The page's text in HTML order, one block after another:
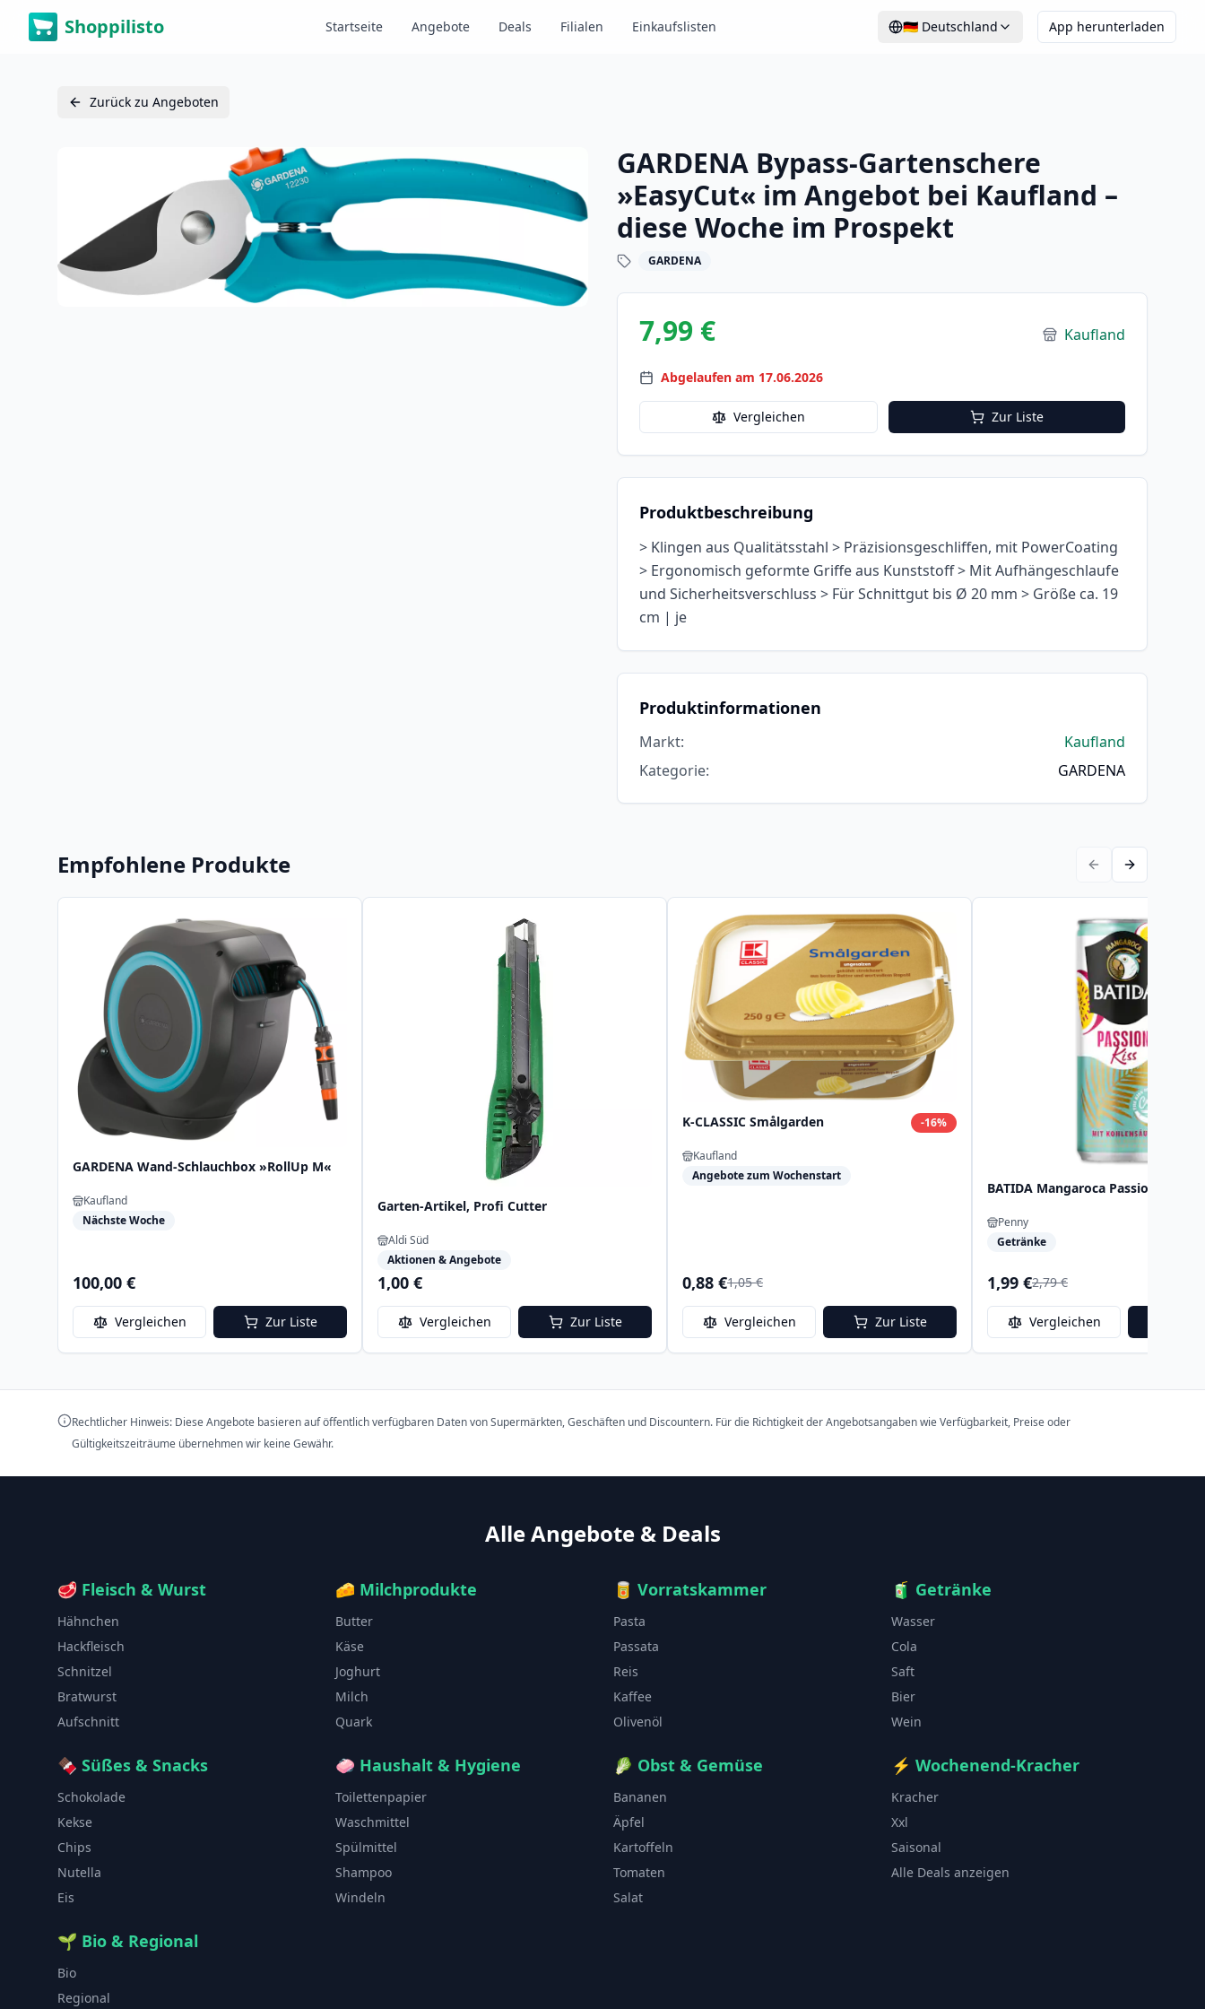
Shoppilisto Startseite Angebote Deals Filialen Einkaufslisten 🇩🇪 Deutschland App herunterladen
Zurück zu Angeboten
GARDENA Bypass-Gartenschere
»EasyCut« im Angebot bei Kaufland –
diese Woche im Prospekt
GARDENA
7,99 € Kaufland
Abgelaufen am 17.06.2026
Vergleichen Zur Liste
Produktbeschreibung
> Klingen aus Qualitätsstahl > Präzisionsgeschliffen, mit PowerCoating
> Ergonomisch geformte Griffe aus Kunststoff > Mit Aufhängeschlaufe
und Sicherheitsverschluss > Für Schnittgut bis Ø 20 mm > Größe ca. 19
cm | je
Produktinformationen
Markt:
Kaufland
Kategorie: GARDENA
Empfohlene Produkte
GARDENA Wand-Schlauchbox »RollUp M«
Kaufland
Nächste Woche
100,00 €
Vergleichen Zur Liste
Garten-Artikel, Profi Cutter
Aldi Süd
Aktionen & Angebote
1,00 €
Vergleichen Zur Liste
K-CLASSIC Smålgarden -16%
Kaufland
Angebote zum Wochenstart
0,88 €1,05 €
Vergleichen Zur Liste
BATIDA Mangaroca Passion Kiss*
Penny
Getränke
1,99 €2,79 €
Vergleichen
Rechtlicher Hinweis: Diese Angebote basieren auf öffentlich verfügbaren Daten von Supermärkten, Geschäften und Discountern. Für die Richtigkeit der Angebotsangaben wie Verfügbarkeit, Preise oder
Gültigkeitszeiträume übernehmen wir keine Gewähr.
Alle Angebote & Deals
🥩 Fleisch & Wurst
Hähnchen
Hackfleisch
Schnitzel
Bratwurst
Aufschnitt
🧀 Milchprodukte
Butter
Käse
Joghurt
Milch
Quark
🥫 Vorratskammer
Pasta
Passata
Reis
Kaffee
Olivenöl
🧃 Getränke
Wasser
Cola
Saft
Bier
Wein
🍫 Süßes & Snacks
Schokolade
Kekse
Chips
Nutella
Eis
🧼 Haushalt & Hygiene
Toilettenpapier
Waschmittel
Spülmittel
Shampoo
Windeln
🥬 Obst & Gemüse
Bananen
Äpfel
Kartoffeln
Tomaten
Salat
⚡ Wochenend-Kracher
Kracher
Xxl
Saisonal
Alle Deals anzeigen
🌱 Bio & Regional
Bio
Regional